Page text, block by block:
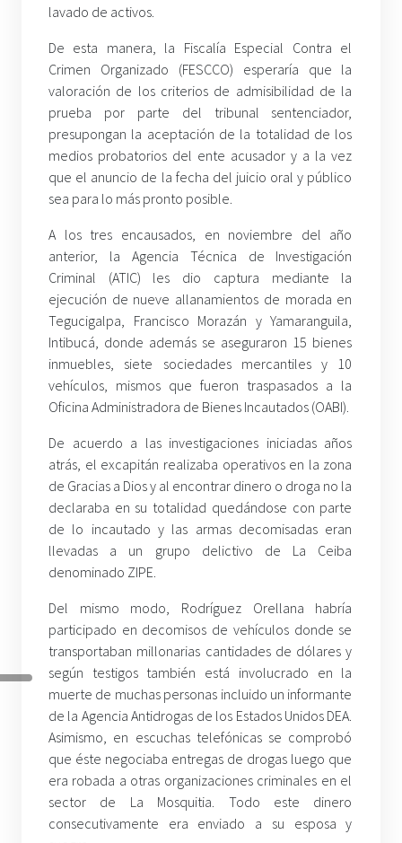
lavado de activos.
De esta manera, la Fiscalía Especial Contra el
Crimen Organizado (FESCCO) esperaría que la
valoración de los criterios de admisibilidad de la
prueba por parte del tribunal sentenciador,
presupongan la aceptación de la totalidad de los
medios probatorios del ente acusador y a la vez
que el anuncio de la fecha del juicio oral y público
sea para lo más pronto posible.
A los tres encausados, en noviembre del año
anterior, la Agencia Técnica de Investigación
Criminal (ATIC) les dio captura mediante la
ejecución de nueve allanamientos de morada en
Tegucigalpa, Francisco Morazán y Yamaranguila,
Intibucá, donde además se aseguraron 15 bienes
inmuebles, siete sociedades mercantiles y 10
vehículos, mismos que fueron traspasados a la
Oficina Administradora de Bienes Incautados (OABI).
De acuerdo a las investigaciones iniciadas años
atrás, el excapitán realizaba operativos en la zona
de Gracias a Dios y al encontrar dinero o droga no la
declaraba en su totalidad quedándose con parte
de lo incautado y las armas decomisadas eran
llevadas a un grupo delictivo de La Ceiba
denominado ZIPE.
Del mismo modo, Rodríguez Orellana habría
participado en decomisos de vehículos donde se
transportaban millonarias cantidades de dólares y
según testigos también está involucrado en la
muerte de muchas personas incluido un informante
de la Agencia Antidrogas de los Estados Unidos DEA.
Asimismo, en escuchas telefónicas se comprobó
que éste negociaba entregas de drogas luego que
era robada a otras organizaciones criminales en el
sector de La Mosquitia. Todo este dinero
consecutivamente era enviado a su esposa y